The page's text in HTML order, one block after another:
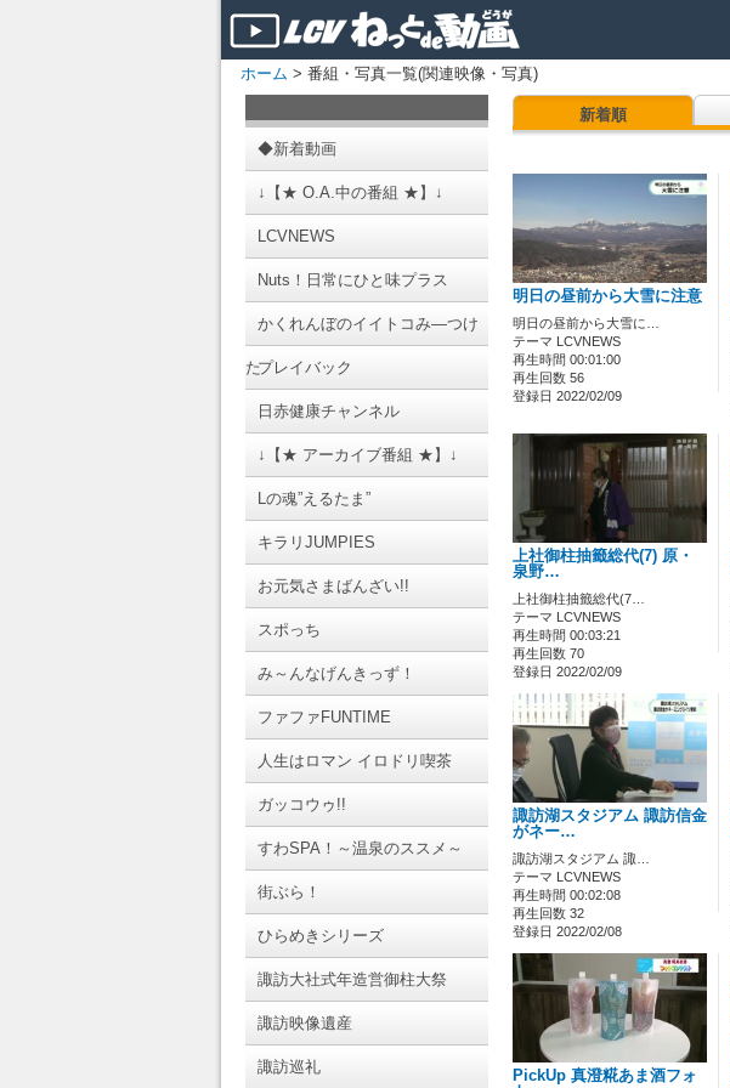
ホーム > 番組・写真一覧(関連映像・写真)
◆新着動画
↓【★ O.A.中の番組 ★】↓
LCVNEWS
Nuts！日常にひと味プラス
かくれんぼのイイトコみ―つけ
たプレイバック
日赤健康チャンネル
↓【★ アーカイブ番組 ★】↓
Lの魂”えるたま”
キラリJUMPIES
お元気さまばんざい!!
スポっち
み～んなげんきっず！
ファファFUNTIME
人生はロマン イロドリ喫茶
ガッコウゥ!!
すわSPA！～温泉のススメ～
街ぶら！
ひらめきシリーズ
諏訪大社式年造営御柱大祭
諏訪映像遺産
諏訪巡礼
新着順
明日の昼前から大雪に注意
明日の昼前から大雪に…
テーマ LCVNEWS
再生時間 00:01:00
再生回数 56
登録日 2022/02/09
上社御柱抽籤総代(7) 原・
泉野…
上社御柱抽籤総代(7…
テーマ LCVNEWS
再生時間 00:03:21
再生回数 70
登録日 2022/02/09
諏訪湖スタジアム 諏訪信金
がネー…
諏訪湖スタジアム 諏…
テーマ LCVNEWS
再生時間 00:02:08
再生回数 32
登録日 2022/02/08
PickUp 真澄糀あま酒フォ